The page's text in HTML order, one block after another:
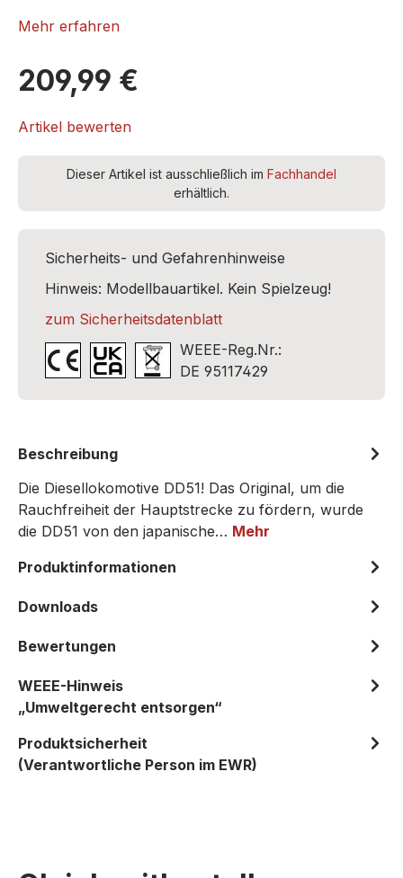
ROKUHAN T002-1
Mehr erfahren
209,99 €
Artikel bewerten
Dieser Artikel ist ausschließlich im Fachhandel
erhältlich.
Sicherheits- und Gefahrenhinweise
Hinweis: Modellbauartikel. Kein Spielzeug!
zum Sicherheitsdatenblatt
WEEE-Reg.Nr.:
DE 95117429
Beschreibung
Die Diesellokomotive DD51! Das Original, um die
Rauchfreiheit der Hauptstrecke zu fördern, wurde
die DD51 von den japanische… Mehr
Produktinformationen
Downloads
Bewertungen
WEEE-Hinweis
„Umweltgerecht entsorgen“
Produktsicherheit
(Verantwortliche Person im EWR)